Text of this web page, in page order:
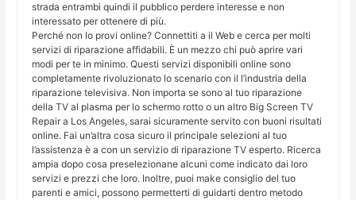
strada entrambi quindi il pubblico perdere interesse e non
interessato per ottenere di più.
Perché non lo provi online? Connettiti a il Web e cerca per molti
servizi di riparazione affidabili. È un mezzo chi può aprire vari
modi per te in minimo. Questi servizi disponibili online sono
completamente rivoluzionato lo scenario con il l’industria della
riparazione televisiva. Non importa se sono al tuo riparazione
della TV al plasma per lo schermo rotto o un altro Big Screen TV
Repair a Los Angeles, sarai sicuramente servito con buoni risultati
online. Fai un’altra cosa sicuro il principale selezioni al tuo
l’assistenza è a con un servizio di riparazione TV esperto. Ricerca
ampia dopo cosa preselezionane alcuni come indicato dai loro
servizi e prezzi che loro. Inoltre, puoi make consiglio del tuo
parenti e amici, possono permetterti di guidarti dentro metodo